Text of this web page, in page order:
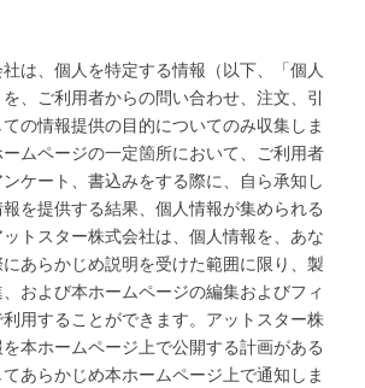
は、個人を特定する情報（以下、「個人
、ご利用者からの問い合わせ、注文、引
の情報提供の目的についてのみ収集しま
ムページの一定箇所において、ご利用者
ケート、書込みをする際に、自ら承知し
を提供する結果、個人情報が集められる
トスター株式会社は、個人情報を、あな
あらかじめ説明を受けた範囲に限り、製
および本ホームページの編集およびフィ
用することができます。アットスター株
本ホームページ上で公開する計画がある
あらかじめ本ホームページ上で通知しま